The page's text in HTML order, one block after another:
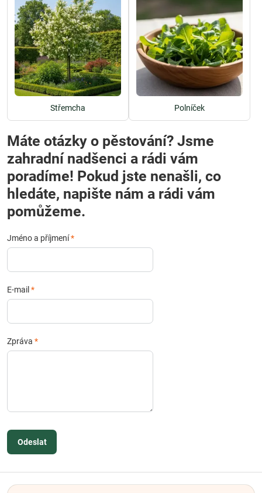
Střemcha Polníček
Máte otázky o pěstování? Jsme
zahradní nadšenci a rádi vám
poradíme! Pokud jste nenašli, co
hledáte, napište nám a rádi vám
pomůžeme.
Jméno a příjmení*
E-mail *
Zpráva *
Odeslat